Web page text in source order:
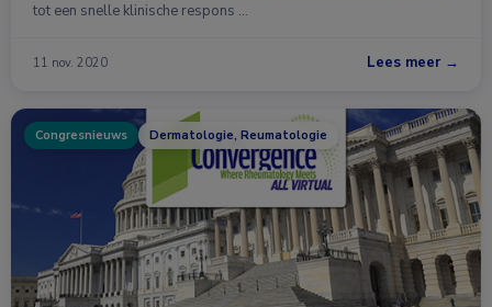
tot een snelle klinische respons …
11 nov. 2020 Lees meer →
Congresnieuws Dermatologie, Reumatologie